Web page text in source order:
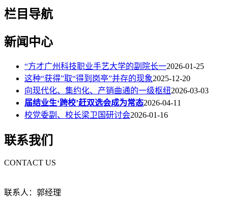
栏目导航
新闻中心
“方才广州科技职业手艺大学的副院长一2026-01-25
这种“获得”取“得到岗亭”并存的现象2025-12-20
向现代化、集约化、产销曲通的一级枢纽2026-03-03
届结业生‘跨校’赶双选会成为常态2026-04-11
校党委副、校长梁卫国研讨会2026-01-16
联系我们
CONTACT US
联系人：郭经理